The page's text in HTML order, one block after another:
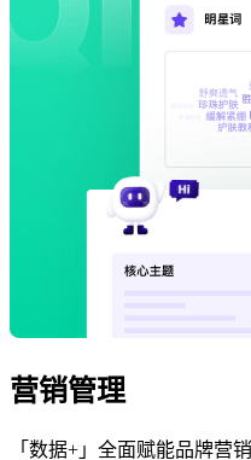
营销管理
「数据+」全面赋能品牌营